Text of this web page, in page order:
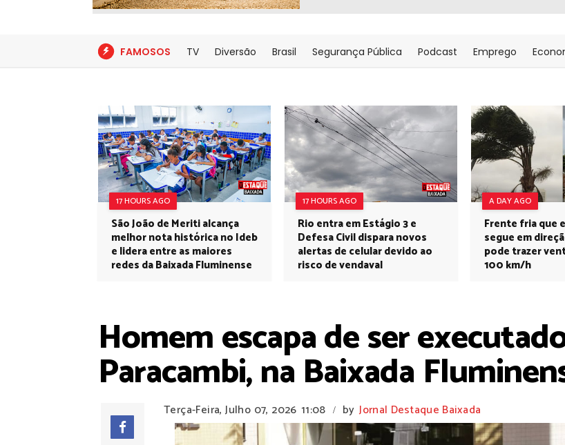
FAMOSOS TV Diversão Brasil Segurança Pública Podcast Emprego
17 HOURS AGO
São João de Meriti alcança
melhor nota histórica no Ideb
e lidera entre as maiores
redes da Baixada Fluminense
17 HOURS AGO
Rio entra em Estágio 3 e
Defesa Civil dispara novos
alertas de celular devido ao
risco de vendaval
A DAY AGO
Frente fria que
segue em
pode trazer
100 km/h
Homem escapa de ser
Paracambi, na Baixada
Terça-Feira, Julho 07, 2026 11:08 / by Jornal Destaque Baixada